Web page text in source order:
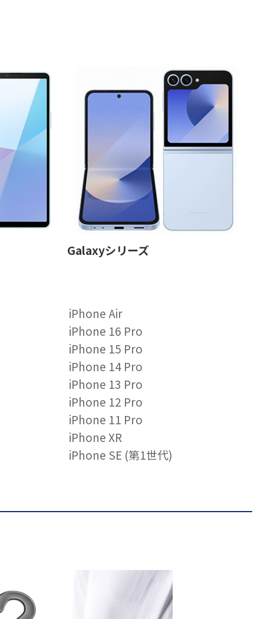
Galaxyシリーズ
iPhone Air
iPhone 16 Pro
iPhone 15 Pro
iPhone 14 Pro
iPhone 13 Pro
iPhone 12 Pro
iPhone 11 Pro
iPhone XR
iPhone SE (第1世代)